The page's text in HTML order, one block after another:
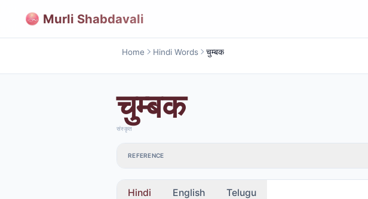
Murli Shabdavali
Home Hindi Words चुम्बक
चुम्बक
संस्कृत
REFERENCE
Hindi English Telugu